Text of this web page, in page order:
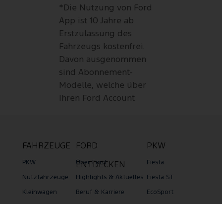
*Die Nutzung von Ford
App ist 10 Jahre ab
Erstzulassung des
Fahrzeugs kostenfrei.
Davon ausgenommen
sind Abonnement-
Modelle, welche über
Ihren Ford Account
Details zu den jeweiligen
Preisen und Laufzeiten
erhalten Sie ebenfalls in
Ihrem persönlichen Ford
FAHRZEUGE
PKW
Nutzfahrzeuge
Kleinwagen
FORD
ENTDECKEN
Über Ford
Highlights & Aktuelles
Beruf & Karriere
PKW
Fiesta
Fiesta ST
EcoSport